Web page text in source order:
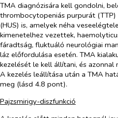
TMA diagnózisára kell gondolni,
thrombocytopeniás purpurát
(HUS) is, amelyek néha
kimenetelhez vezettek,
fáradtság, fluktuáló neurológiai
láz előfordulása esetén. TMA
kezelését le kell állítani, és azonnal
A kezelés leállítása után a TMA
meg (lásd 4.8 pont).
Pajzsmirigy-diszfunkció